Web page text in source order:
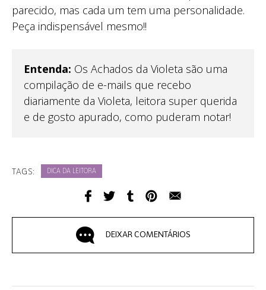
parecido, mas cada um tem uma personalidade.
Peça indispensável mesmo!!
Entenda: Os Achados da Violeta são uma
compilação de e-mails que recebo
diariamente da Violeta, leitora super querida
e de gosto apurado, como puderam notar!
TAGS: DICA DA LEITORA
DEIXAR COMENTÁRIOS